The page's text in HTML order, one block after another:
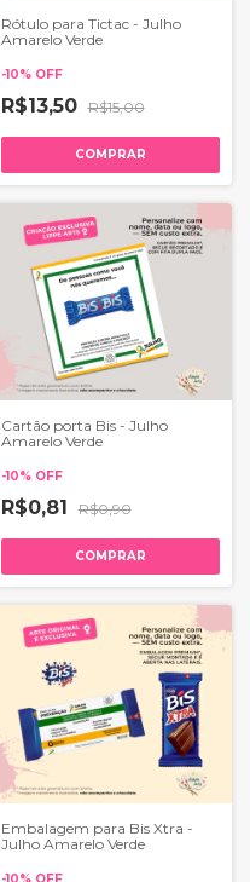
Rótulo para Tictac - Julho
Amarelo Verde
-10% OFF
R$13,50 R$15,00
COMPRAR
Cartão porta Bis - Julho
Amarelo Verde
-10% OFF
R$0,81 R$0,90
COMPRAR
Embalagem para Bis Xtra -
Julho Amarelo Verde